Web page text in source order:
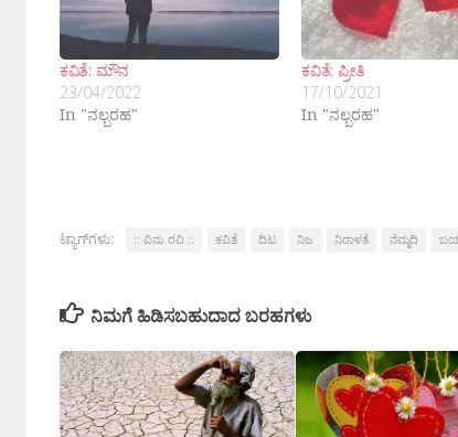
ಕವಿತೆ: ಮೌನ
23/04/2022
In "ನಲ್ಬರಹ"
ಕವಿತೆ: ಪ್ರೀತಿ
17/10/2021
In "ನಲ್ಬರಹ"
ಟ್ಯಾಗ್‌ಗಳು: :: ವಿನು ರವಿ :: ಕವಿತೆ ದಿಟ ನಿಜ ನಿರಾಳತೆ ನೆಮ್ಮದಿ
ನಿಮಗೆ ಹಿಡಿಸಬಹುದಾದ ಬರಹಗಳು